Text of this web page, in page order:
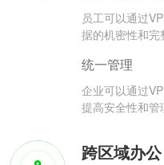
员工可以通过
据的机密性和完
统一管理
企业可以通过
提高安全性和管
跨区域办公